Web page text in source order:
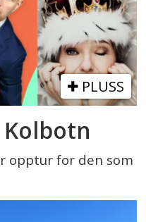
PLUSS
opptur for den som